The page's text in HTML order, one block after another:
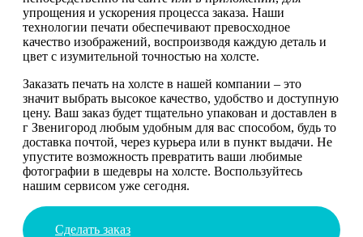
упрощения и ускорения процесса заказа. Наши
технологии печати обеспечивают превосходное
качество изображений, воспроизводя каждую деталь и
цвет с изумительной точностью на холсте.
Заказать печать на холсте в нашей компании – это
значит выбрать высокое качество, удобство и доступную
цену. Ваш заказ будет тщательно упакован и доставлен в
г Звенигород любым удобным для вас способом, будь то
доставка почтой, через курьера или в пункт выдачи. Не
упустите возможность превратить ваши любимые
фотографии в шедевры на холсте. Воспользуйтесь
нашим сервисом уже сегодня.
Сделать заказ